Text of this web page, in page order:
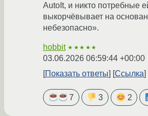
AutoIt, и никто потребные
выкорчёвывает на
небезопасно».
hobbit ★★★★★
03.06.2026 06:59:44 +00:00
Показать ответы
Ссылка
7 3 2